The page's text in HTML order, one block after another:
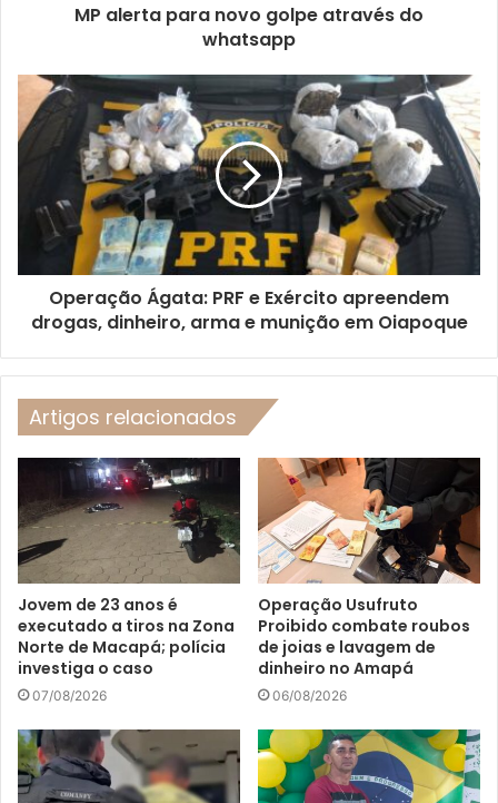
MP alerta para novo golpe através do
whatsapp
Operação Ágata: PRF e Exército apreendem
drogas, dinheiro, arma e munição em Oiapoque
Artigos relacionados
Jovem de 23 anos é
executado a tiros na Zona
Norte de Macapá; polícia
investiga o caso
07/08/2026
Operação Usufruto
Proibido combate roubos
de joias e lavagem de
dinheiro no Amapá
06/08/2026